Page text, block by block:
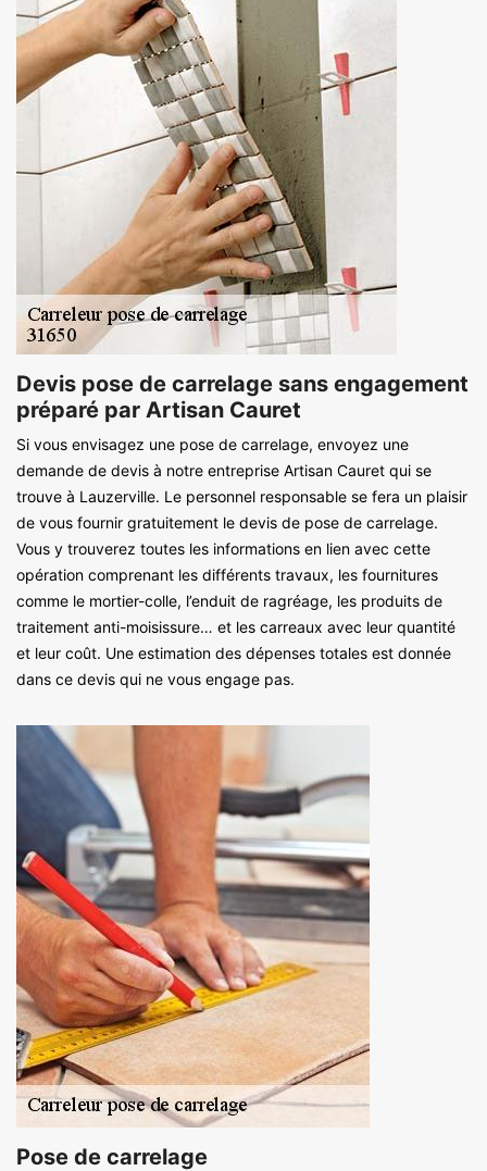
Devis pose de carrelage sans engagement
préparé par Artisan Cauret
Si vous envisagez une pose de carrelage, envoyez une
demande de devis à notre entreprise Artisan Cauret qui se
trouve à Lauzerville. Le personnel responsable se fera un plaisir
de vous fournir gratuitement le devis de pose de carrelage.
Vous y trouverez toutes les informations en lien avec cette
opération comprenant les différents travaux, les fournitures
comme le mortier-colle, l’enduit de ragréage, les produits de
traitement anti-moisissure… et les carreaux avec leur quantité
et leur coût. Une estimation des dépenses totales est donnée
dans ce devis qui ne vous engage pas.
Pose de carrelage